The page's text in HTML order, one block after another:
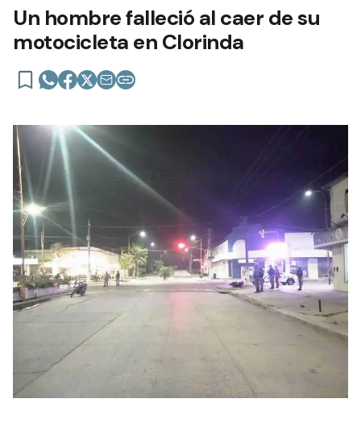
Un hombre falleció al caer de su
motocicleta en Clorinda